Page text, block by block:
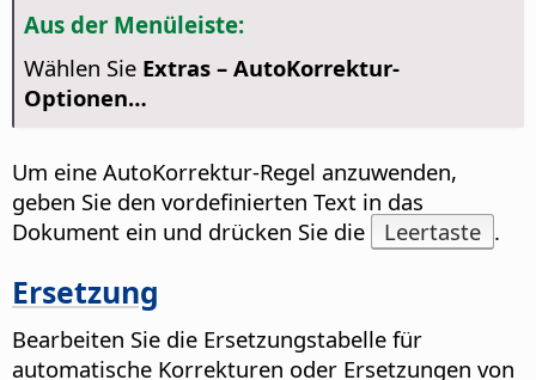
Aus der Menüleiste:
Wählen Sie Extras – AutoKorrektur-
Optionen…
Um eine AutoKorrektur-Regel anzuwenden,
geben Sie den vordefinierten Text in das
Dokument ein und drücken Sie die
Leertaste .
Ersetzung
Bearbeiten Sie die Ersetzungstabelle für
automatische Korrekturen oder Ersetzungen von